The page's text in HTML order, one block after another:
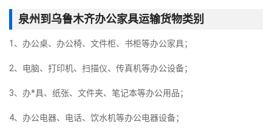
泉州到乌鲁木齐办公家具运输货物类别
1、办公桌、办公椅、文件柜、书柜等办公家具；
2、电脑、打印机、扫描仪、传真机等办公设备；
3、办*具、纸张、文件夹、笔记本等办公用品；
4、办公电器、电话、饮水机等办公电器设备；